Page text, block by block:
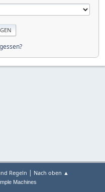
Regeln | Nach oben ▲
Machines